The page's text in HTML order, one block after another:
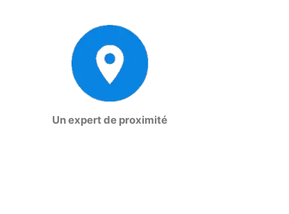
Un expert de proximité